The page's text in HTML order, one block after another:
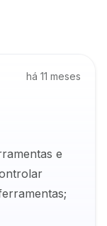
há 11 meses
e